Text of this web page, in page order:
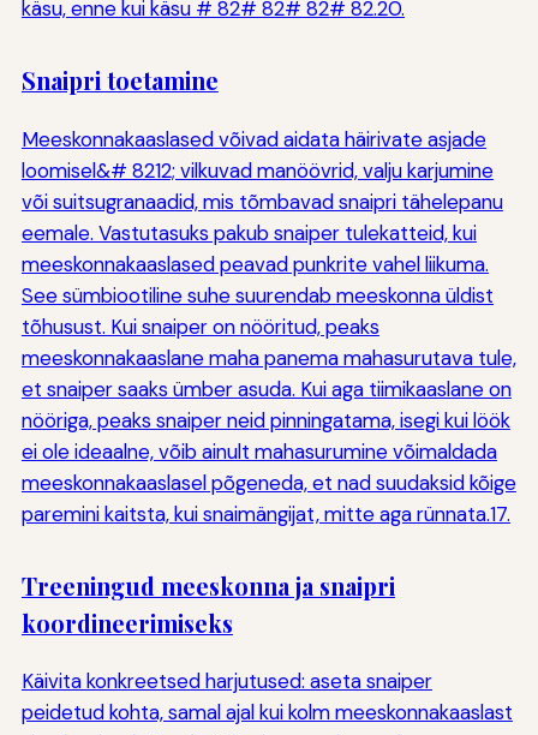
käsu, enne kui käsu # 82# 82# 82# 82.20.
Snaipri toetamine
Meeskonnakaaslased võivad aidata häirivate asjade
loomisel&# 8212; vilkuvad manöövrid, valju karjumine
või suitsugranaadid, mis tõmbavad snaipri tähelepanu
eemale. Vastutasuks pakub snaiper tulekatteid, kui
meeskonnakaaslased peavad punkrite vahel liikuma.
See sümbiootiline suhe suurendab meeskonna üldist
tõhusust. Kui snaiper on nööritud, peaks
meeskonnakaaslane maha panema mahasurutava tule,
et snaiper saaks ümber asuda. Kui aga tiimikaaslane on
nööriga, peaks snaiper neid pinningatama, isegi kui löök
ei ole ideaalne, võib ainult mahasurumine võimaldada
meeskonnakaaslasel põgeneda, et nad suudaksid kõige
paremini kaitsta, kui snaimängijat, mitte aga rünnata.17.
Treeningud meeskonna ja snaipri
koordineerimiseks
Käivita konkreetsed harjutused: aseta snaiper
peidetud kohta, samal ajal kui kolm meeskonnakaaslast